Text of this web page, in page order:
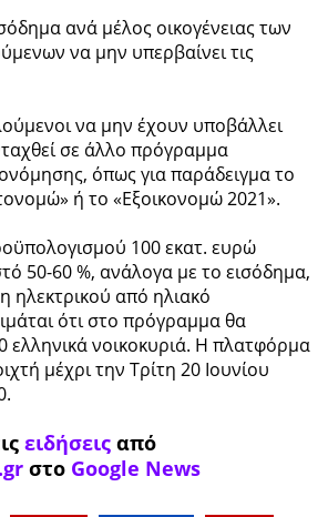
ανά μέλος οικογένειας των
να μην υπερβαίνει τις
να μην έχουν υποβάλλει
σε άλλο πρόγραμμα
όπως για παράδειγμα το
ή το «Εξοικονομώ 2021».
100 εκατ. ευρώ
50-60 %, ανάλογα με το εισόδημα,
ηλεκτρικού από ηλιακό
ότι στο πρόγραμμα θα
ελληνικά νοικοκυριά. Η πλατφόρμα
μέχρι την Τρίτη 20 Ιουνίου
ειδήσεις από
στο Google News